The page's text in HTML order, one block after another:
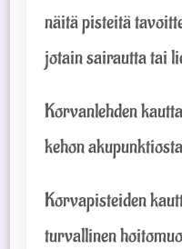
näitä pisteitä
jotain sairautta tai
Korvanlehden
kehon
Korvapisteiden
turvallinen